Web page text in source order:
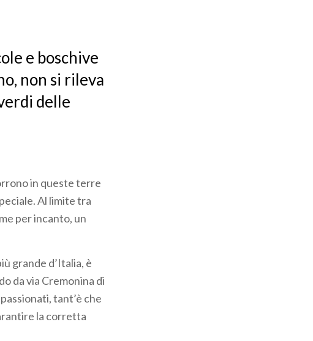
e boschive
non si rileva
delle
in queste terre
Al limite tra
per incanto, un
grande d’Italia, è
da via Cremonina di
tant’è che
la corretta